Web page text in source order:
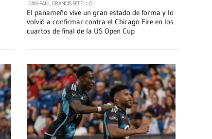
JEAN-PAUL FRANCIS BOTELLO
El panameño vive un gran estado de forma y lo
volvió a confirmar contra el Chicago Fire en los
cuartos de final de la US Open Cup